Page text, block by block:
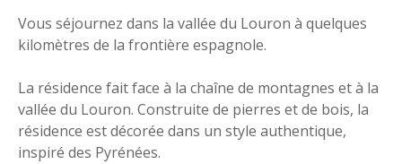
Vous séjournez dans la vallée du Louron à quelques
kilomètres de la frontière espagnole.
La résidence fait face à la chaîne de montagnes et à la
vallée du Louron. Construite de pierres et de bois, la
résidence est décorée dans un style authentique,
inspiré des Pyrénées.